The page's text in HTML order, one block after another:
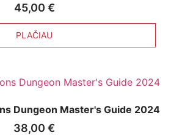
45,00 €
PLAČIAU
Dungeon Master's Guide 2024
38,00 €